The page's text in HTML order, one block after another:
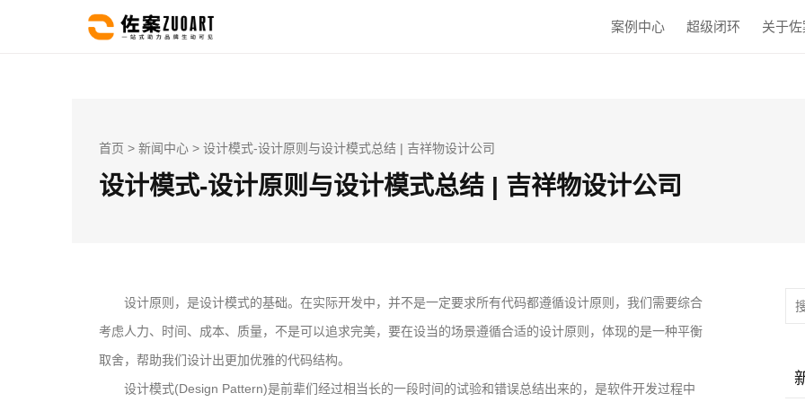
案例中心 超级闭环 关于
首页 > 新闻中心 > 设计模式-设计原则与设计模式总结 | 吉祥物设计公司
设计模式-设计原则与设计模式总结 | 吉祥物设计公司
设计原则，是设计模式的基础。在实际开发中，并不是一定要求所有代码都遵循设计原则，我们需要综合
考虑人力、时间、成本、质量，不是可以追求完美，要在设当的场景遵循合适的设计原则，体现的是一种平衡
取舍，帮助我们设计出更加优雅的代码结构。
设计模式(Design Pattern)是前辈们经过相当长的一段时间的试验和错误总结出来的，是软件开发过程中